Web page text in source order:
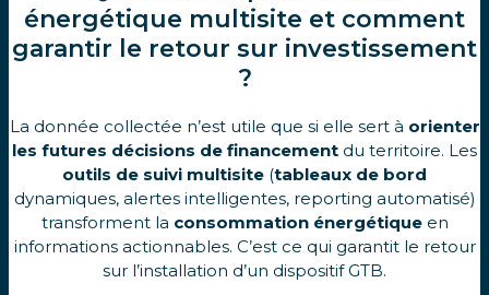
énergétique multisite et comment
garantir le retour sur investissement
?
La donnée collectée n’est utile que si elle sert à orienter
les futures décisions de financement du territoire. Les
outils de suivi multisite (tableaux de bord
dynamiques, alertes intelligentes, reporting automatisé)
transforment la consommation énergétiqueen
informations actionnables. C’est ce qui garantit le retour
sur l’installation d’un dispositif GTB.